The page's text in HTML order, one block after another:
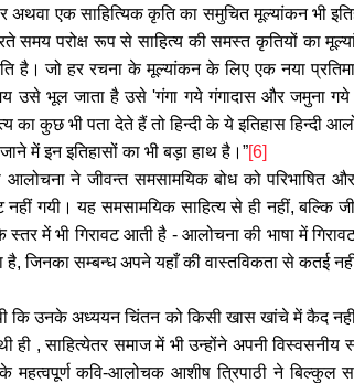
अथवा एक साहित्यिक कृति का समुचित मूल्यांकन भी
परोक्ष रूप से साहित्य की समस्त कृतियों का
है। जो हर रचना के मूल्यांकन के लिए एक नया
भूल जाता है उसे 'गंगा गये गंगादास और जमुना गये
का कुछ भी पता देते हैं तो हिन्दी के ये इतिहास
में इन इतिहासों का भी बड़ा हाथ है।”[6]
आलोचना ने जीवन्त समसामयिक बोध को
गयी। यह समसामयिक साहित्य से ही नहीं, बल्कि
स्तर में भी गिरावट आती है - आलोचना की भाषा में
है, जिनका सम्बन्ध अपने यहाँ की वास्तविकता से कतई
कि उनके अध्ययन चिंतन को किसी खास खांचे में कैद
, साहित्येतर समाज में भी उन्होंने अपनी विस्वसनीय
कवि-आलोचक आशीष त्रिपाठी ने बिल्कुल